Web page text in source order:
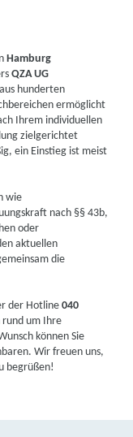
Hamburg
QZA UG
hunderten
ermöglicht
Ihrem individuellen
zielgerichtet
ein Einstieg ist meist
wie
nach §§ 43b,
oder
aktuellen
die
der Hotline040
um Ihre
können Sie
Wir freuen uns,
begrüßen!